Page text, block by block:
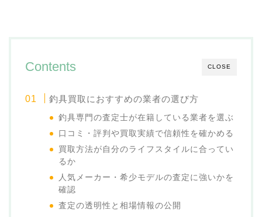
CLOSE
Contents
釣具買取におすすめの業者の選び方
釣具専門の査定士が在籍している業者を選ぶ
口コミ・評判や買取実績で信頼性を確かめる
買取方法が自分のライフスタイルに合ってい
るか
人気メーカー・希少モデルの査定に強いかを
確認
査定の透明性と相場情報の公開